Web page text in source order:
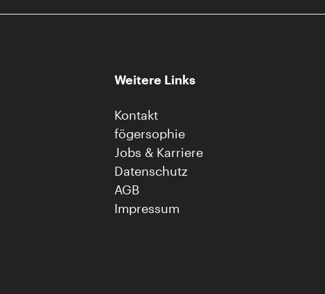
Weitere Links
Kontakt
fögersophie
Jobs & Karriere
Datenschutz
AGB
Impressum